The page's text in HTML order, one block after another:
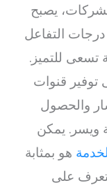
يصبح
التفاعل
للتميز.
توفير قنوات
والحصول
ويسر. يمكن
هو بمثابة
على